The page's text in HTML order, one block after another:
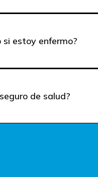
estoy enfermo?
de salud?